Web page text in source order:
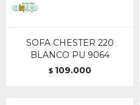
SOFA CHESTER 220
BLANCO PU 9064
$ 109.000